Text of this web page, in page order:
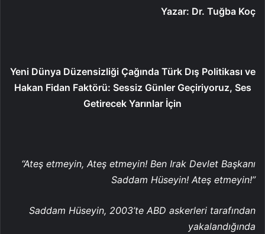
Yazar: Dr. Tuğba Koç
Yeni Dünya Düzensizliği Çağında Türk Dış Politikası ve
Hakan Fidan Faktörü: Sessiz Günler Geçiriyoruz, Ses
Getirecek Yarınlar İçin
“Ateş etmeyin, Ateş etmeyin! Ben Irak Devlet Başkanı
Saddam Hüseyin! Ateş etmeyin!”
Saddam Hüseyin, 2003’te ABD askerleri tarafından
yakalandığında